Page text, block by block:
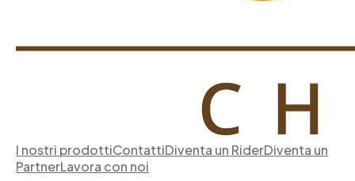
I nostri prodottiContattiDiventa un RiderDiventa un
PartnerLavora con noi